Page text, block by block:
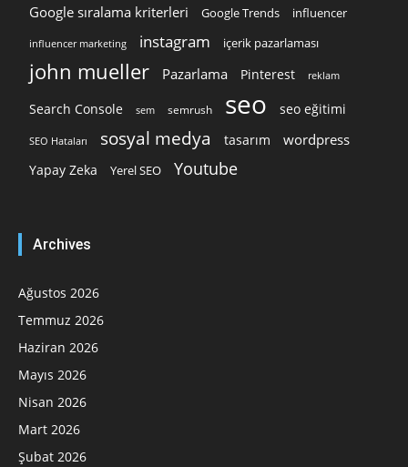
Google sıralama kriterleri Google Trends influencer
influencer marketing instagram içerik pazarlaması
john mueller Pazarlama Pinterest reklam
Search Console sem semrush seo seo eğitimi
SEO Hataları sosyal medya tasarım wordpress
Yapay Zeka Yerel SEO Youtube
Archives
Ağustos 2026
Temmuz 2026
Haziran 2026
Mayıs 2026
Nisan 2026
Mart 2026
Şubat 2026